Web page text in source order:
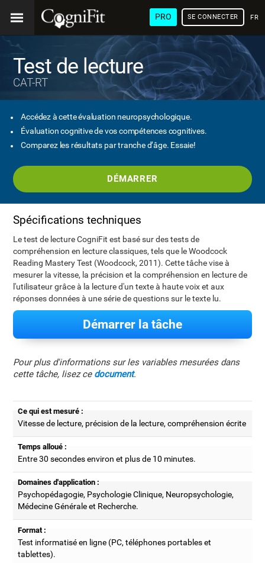
PRO SE CONNECTER
Test de lecture
CAT-RT
Accédez à cette évaluation neuropsychologique.
Évaluation cognitive de vos compétences cognitives.
Comparez les résultats par tranche d’âge. Essaie!
DÉMARRER
Spécifications techniques
Le test de lecture CogniFit est basé sur des tests de
compréhension en lecture classiques, tels que le Woodcock
Reading Mastery Test (Woodcock, 2011). Cette tâche vise à
mesurer la vitesse, la précision et la compréhension en lecture de
l'utilisateur grâce à la lecture d'un texte à haute voix et aux
réponses données à une série de questions sur le texte lu.
Démarrer la tâche
Pour plus d'informations sur les variables mesurées dans
cette tâche, lisez ce document.
Ce qui est mesuré :
Vitesse de lecture, précision de la lecture, compréhension écrite
Temps alloué :
Entre 30 secondes environ et plus de 10 minutes.
Domaines d'application :
Psychopédagogie, Psychologie Clinique, Neuropsychologie,
Médecine Générale et Recherche.
Format :
Test informatisé en ligne (PC, téléphones portables et
tablettes).